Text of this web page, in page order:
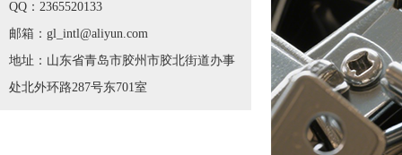
QQ：2365520133
邮箱：gl_intl@aliyun.com
地址：山东省青岛市胶州市胶北街道办事
处北外环路287号东701室